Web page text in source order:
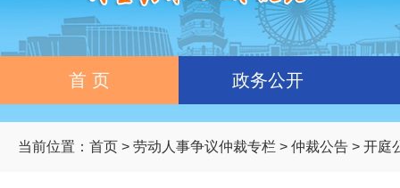
首 页 政务公开
当前位置： 首页 > 劳动人事争议仲裁专栏 > 仲裁公告 > 开庭